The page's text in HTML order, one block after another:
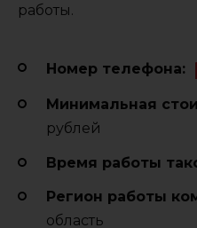
работы.
Номер телефона:
Минимальная
рублей
Время работы
Регион работы
область